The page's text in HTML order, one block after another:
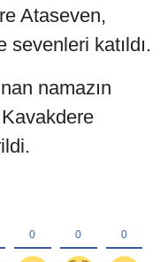
Ataseven,
sevenleri katıldı.
namazın